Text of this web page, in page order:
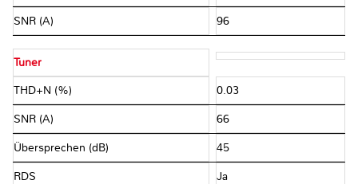
SNR (A) 96
Tuner
THD+N (%) 0.03
SNR (A) 66
Übersprechen (dB) 45
RDS Ja